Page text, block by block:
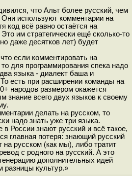
что Альт более русский, чем
Они используют комментарии на
код всё равно остаётся на
им стратегически ещё сколько-то
даже десятков лет) будет
если комментировать на
для программирования спека надо
два языка - диалект баша и
То есть при расширении команды на
народов размером окажется
знание всего двух языков к своему
делать на русском, то
надо знать уже три языка.
в России знают русский и всё такое,
главная потеря: знающий русский
на русском (как мы), либо тратит
с родного на русский. А это
генерацию дополнительных идей
разницы культур.»